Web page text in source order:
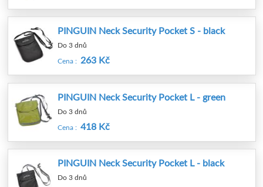
PINGUIN Neck Security Pocket S - black
Do 3 dnů
Cena : 263 Kč
PINGUIN Neck Security Pocket L - green
Do 3 dnů
Cena : 418 Kč
PINGUIN Neck Security Pocket L - black
Do 3 dnů